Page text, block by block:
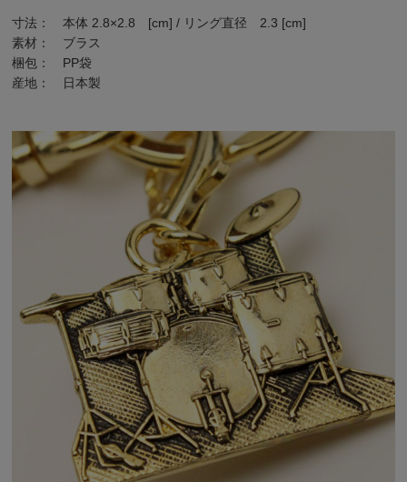
寸法： 本体 2.8×2.8 [cm] / リング直径 2.3 [cm]
素材： ブラス
梱包： PP袋
産地： 日本製